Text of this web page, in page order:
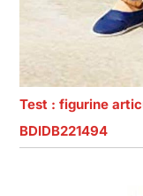
Test : figurine
BDIDB221494